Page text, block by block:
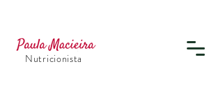
Nutricionista